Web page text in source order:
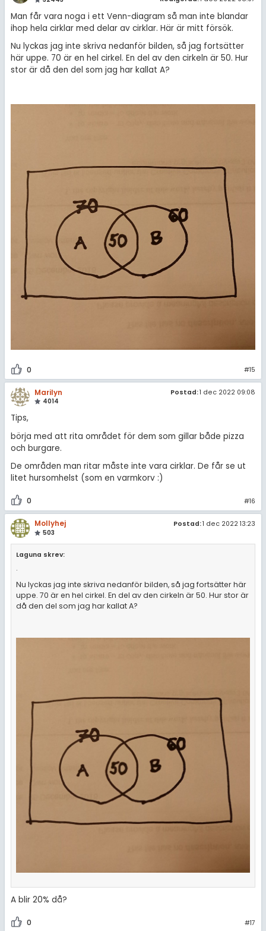
Man får vara noga i ett Venn-diagram så man inte blandar
ihop hela cirklar med delar av cirklar. Här är mitt försök.
Nu lyckas jag inte skriva nedanför bilden, så jag fortsätter
här uppe. 70 är en hel cirkel. En del av den cirkeln är 50. Hur
stor är då den del som jag har kallat A?
0 #15
Marilyn
4014
Postad:1 dec 2022 09:08
Tips,
börja med att rita området för dem som gillar både pizza
och burgare.
De områden man ritar måste inte vara cirklar. De får se ut
litet hursomhelst (som en varmkorv :)
0 #16
Mollyhej
503
Postad:1 dec 2022 13:23
Laguna skrev:
.
Nu lyckas jag inte skriva nedanför bilden, så jag fortsätter här
uppe. 70 är en hel cirkel. En del av den cirkeln är 50. Hur stor är
då den del som jag har kallat A?
A blir 20% då?
0 #17